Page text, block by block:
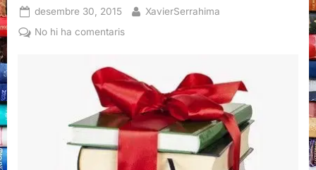
Posted
on
desembre 30, 2015 By
XavierSerrahima
No hi ha comentarisa
15
del
15